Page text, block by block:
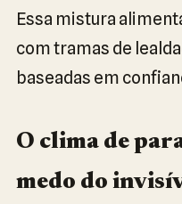
Essa mistura
com tramas de
baseadas em
O clima de
medo do